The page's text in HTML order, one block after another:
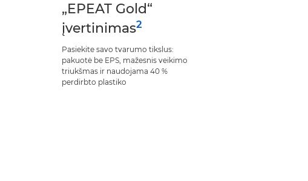
„EPEAT Gold“
įvertinimas2
Pasiekite savo tvarumo tikslus:
pakuotė be EPS, mažesnis veikimo
triukšmas ir naudojama 40 %
perdirbto plastiko